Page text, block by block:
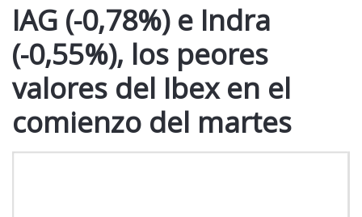
IAG (-0,78%) e Indra
(-0,55%), los peores
valores del Ibex en el
comienzo del martes